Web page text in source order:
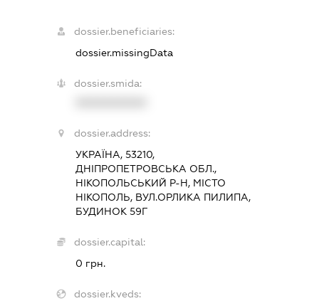
dossier.beneficiaries:
dossier.missingData
dossier.smida:
dossier.address:
УКРАЇНА, 53210,
ДНІПРОПЕТРОВСЬКА ОБЛ.,
НІКОПОЛЬСЬКИЙ Р-Н, МІСТО
НІКОПОЛЬ, ВУЛ.ОРЛИКА ПИЛИПА,
БУДИНОК 59Г
dossier.capital:
0 грн.
dossier.kveds: